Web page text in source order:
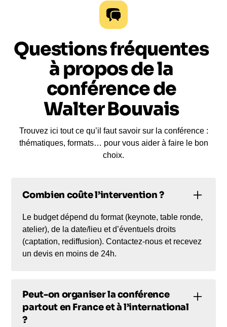
Questions fréquentes
à propos de la
conférence de
Walter Bouvais
Trouvez ici tout ce qu’il faut savoir sur la conférence :
thématiques, formats… pour vous aider à faire le bon
choix.
Combien coûte l’intervention ?
Le budget dépend du format (keynote, table ronde,
atelier), de la date/lieu et d’éventuels droits
(captation, rediffusion). Contactez-nous et recevez
un devis en moins de 24h.
Peut-on organiser la conférence
partout en France et à l’international
?